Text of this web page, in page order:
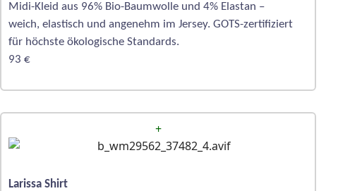
Midi-Kleid aus 96% Bio-Baumwolle und 4% Elastan –
weich, elastisch und angenehm im Jersey. GOTS-zertifiziert
für höchste ökologische Standards.
93 €
+
Larissa Shirt